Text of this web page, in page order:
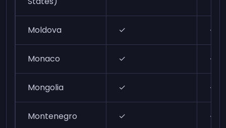
Moldova ✓ ✓
Monaco ✓ ✓
Mongolia ✓ ✓
Montenegro ✓ ✓